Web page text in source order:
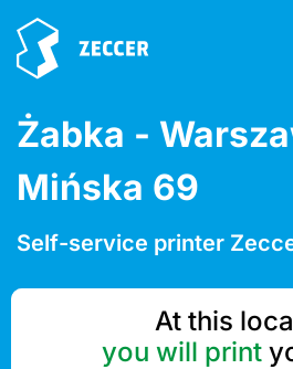
Żabka -
Mińska 69
Self-service printer
At this
you will print